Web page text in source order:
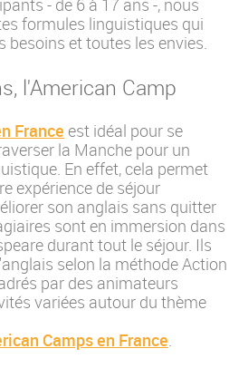
formules linguistiques qui
besoins et toutes les envies.
l'American Camp
France est idéal pour se
la Manche pour un
En effet, cela permet
expérience de séjour
son anglais sans quitter
sont en immersion dans
durant tout le séjour. Ils
selon la méthode Action
par des animateurs
variées autour du thème
Camps en France